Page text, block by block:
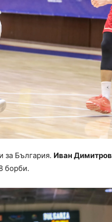
за България. Иван Димитров
борби.